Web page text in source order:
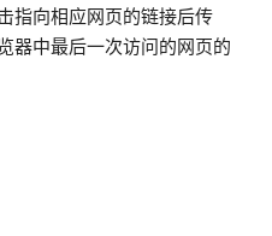
指向相应网页的链接后传
器中最后一次访问的网页的